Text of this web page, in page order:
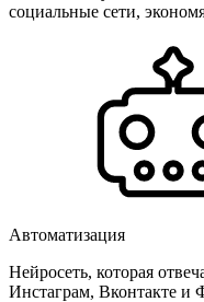
социальные сети,
Автоматизация
Нейросеть, которая
Инстаграм, Вконтакте и